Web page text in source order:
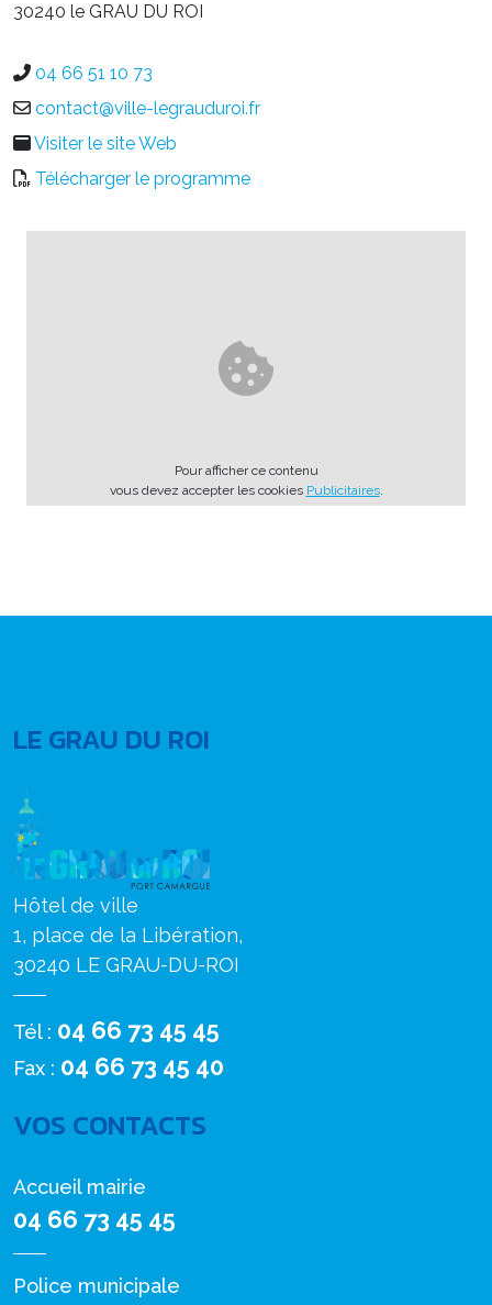
30240 le GRAU DU ROI
04 66 51 10 73
contact@ville-legrauduroi.fr
Visiter le site Web
Télécharger le programme
Pour afficher ce contenu
vous devez accepter les cookies Publicitaires.
LE GRAU DU ROI
Hôtel de ville
1, place de la Libération,
30240 LE GRAU-DU-ROI
Tél : 04 66 73 45 45
Fax : 04 66 73 45 40
VOS CONTACTS
Accueil mairie
04 66 73 45 45
Police municipale